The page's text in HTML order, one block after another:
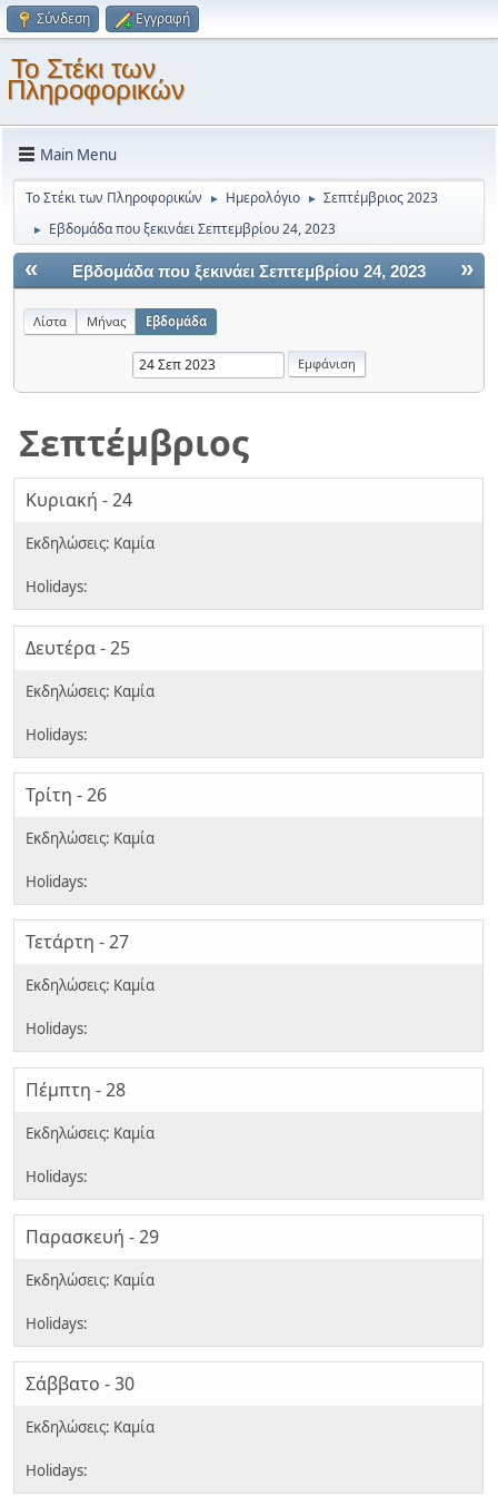
Σύνδεση Εγγραφή
Το Στέκι των
Πληροφορικών
Main Menu
Το Στέκι των Πληροφορικών ► Ημερολόγιο ► Σεπτέμβριος 2023
► Εβδομάδα που ξεκινάει Σεπτεμβρίου 24, 2023
« »
Εβδομάδα που ξεκινάει Σεπτεμβρίου 24, 2023
Λίστα Μήνας Εβδομάδα
Σεπτέμβριος
Κυριακή - 24
Δευτέρα - 25
Τρίτη - 26
Τετάρτη - 27
Πέμπτη - 28
Παρασκευή - 29
Σάββατο - 30